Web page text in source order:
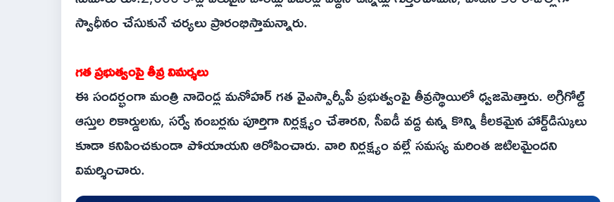
స్వాధీనం చేసుకునే చర్యలు ప్రారంభిస్తామన్నారు.
గత ప్రభుత్వంపై తీవ్ర విమర్శలు
ఈ సందర్భంగా మంత్రి నాదెండ్ల మనోహర్ గత వైఎస్సార్సీపీ ప్రభుత్వంపై తీవ్రస్థాయిలో ధ్వజమెత్తారు. అగ్రిగోల్డ్
ఆస్తుల రికార్డులను, సర్వే నంబర్లను పూర్తిగా నిర్లక్ష్యం చేశారని, సీఐడీ వద్ద ఉన్న కొన్ని కీలకమైన హార్డ్‌డిస్కులు
కూడా కనిపించకుండా పోయాయని ఆరోపించారు. వారి నిర్లక్ష్యం వల్లే సమస్య మరింత జటిలమైందని
విమర్శించారు.